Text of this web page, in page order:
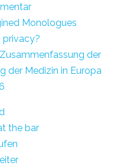
Monologues
der
der Medizin in Europa
the bar